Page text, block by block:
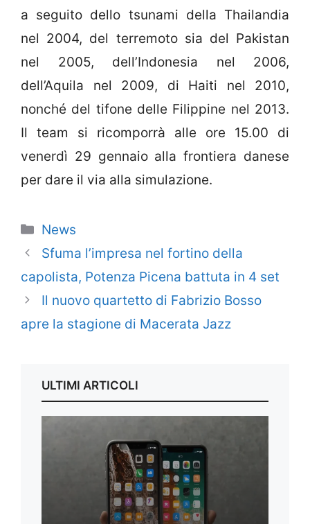
a seguito dello tsunami della Thailandia
nel 2004, del terremoto sia del Pakistan
nel 2005, dell’Indonesia nel 2006,
dell’Aquila nel 2009, di Haiti nel 2010,
nonché del tifone delle Filippine nel 2013.
Il team si ricomporrà alle ore 15.00 di
venerdì 29 gennaio alla frontiera danese
per dare il via alla simulazione.
Categorie
News
Sfuma l’impresa nel fortino della
capolista, Potenza Picena battuta in 4 set
Il nuovo quartetto di Fabrizio Bosso
apre la stagione di Macerata Jazz
ULTIMI ARTICOLI